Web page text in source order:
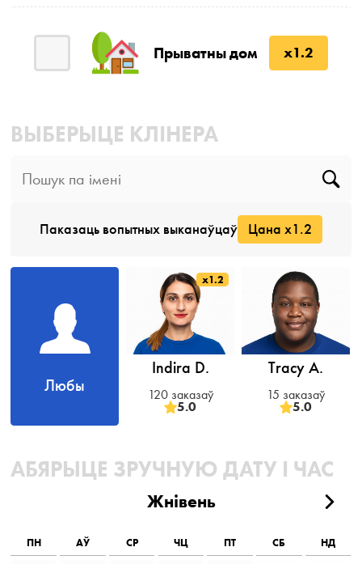
Прыватны дом x1.2
ВЫБЕРЫЦЕ КЛІНЕРА
Паказаць вопытных выканаўцаў Цана x1.2
Любы
x1.2
Indira D.
120 заказаў
5.0
Tracy A.
15 заказаў
5.0
АБЯРЫЦЕ ЗРУЧНУЮ ДАТУ І ЧАС
Жнівень
ПН АЎ СР ЧЦ ПТ СБ НД